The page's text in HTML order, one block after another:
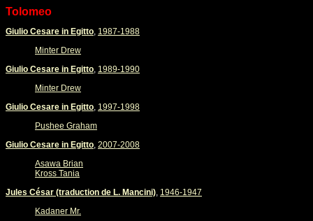
Tolomeo
Giulio Cesare in Egitto, 1987-1988
Minter Drew
Giulio Cesare in Egitto, 1989-1990
Minter Drew
Giulio Cesare in Egitto, 1997-1998
Pushee Graham
Giulio Cesare in Egitto, 2007-2008
Asawa Brian
Kross Tania
Jules César (traduction de L. Mancini), 1946-1947
Kadaner Mr.